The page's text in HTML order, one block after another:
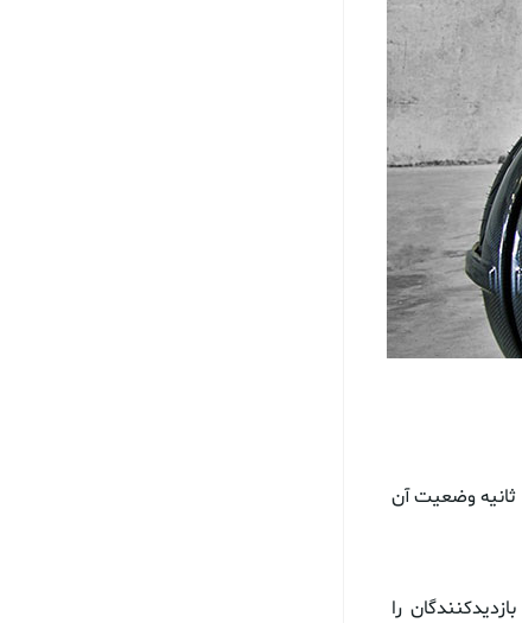
یک کریر مخابراتی در نمایشگاه جیتکس ۲۰۱۹ از موتورسیکلت پرنده ای رونمایی کرده که در ۶۰ ثانیه وضعیت آن
کریر مخابراتی«اتصالات» با رونمایی از یک موتورسیکلت پرنده در نمایشگاه جیتکس ۲۰۱۹ بازدیدکنندگان را